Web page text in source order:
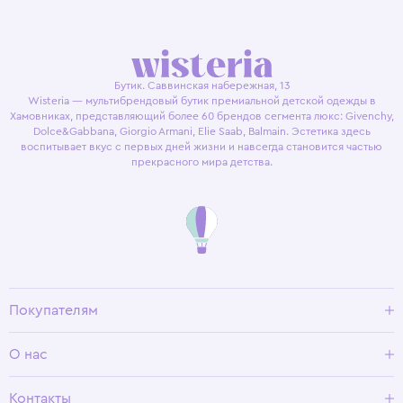
Бутик. Саввинская набережная, 13
Wisteria — мультибрендовый бутик премиальной детской одежды в
Хамовниках, представляющий более 60 брендов сегмента люкс: Givenchy,
Dolce&Gabbana, Giorgio Armani, Elie Saab, Balmain. Эстетика здесь
воспитывает вкус с первых дней жизни и навсегда становится частью
прекрасного мира детства.
Покупателям
Условия возврата
О нас
Программа лояльности
Контакты